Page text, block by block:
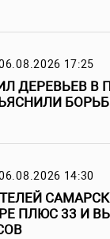
17:25
ДЕРЕВЬЕВ В
14:30
ПЛЮС 33 И